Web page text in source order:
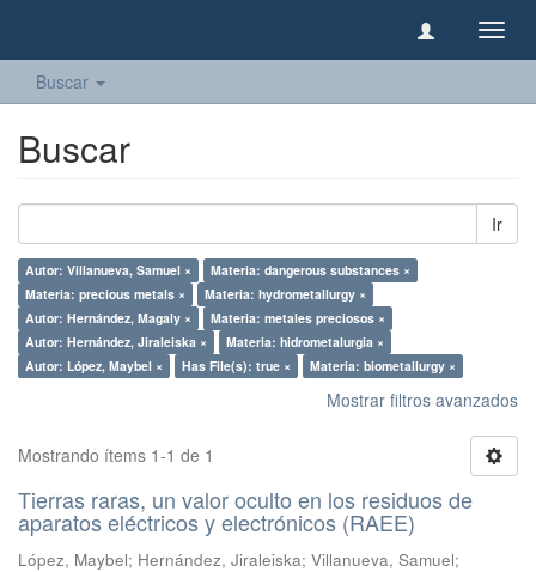
Buscar
Buscar
Ir
Autor: Villanueva, Samuel ×
Materia: dangerous substances ×
Materia: precious metals ×
Materia: hydrometallurgy ×
Autor: Hernández, Magaly ×
Materia: metales preciosos ×
Autor: Hernández, Jiraleiska ×
Materia: hidrometalurgia ×
Autor: López, Maybel ×
Has File(s): true × Materia: biometallurgy ×
Mostrar filtros avanzados
Mostrando ítems 1-1 de 1
Tierras raras, un valor oculto en los residuos de
aparatos eléctricos y electrónicos (RAEE)
López, Maybel; Hernández, Jiraleiska; Villanueva, Samuel;